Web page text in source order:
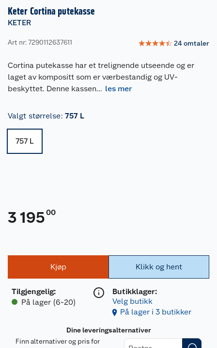
Keter Cortina putekasse
KETER
Art nr: 7290112637611 ☆☆☆☆☆ 24omtaler
Cortina putekasse har et trelignende utseende og er
laget av kompositt som er værbestandig og UV-
beskyttet. Denne kassen... les mer
Valgt størrelse: 757 L
757 L
3 19500
Kjøp
Tilgjengelig:
På lager (6-20)
Klikk og hent
Butikklager:
Velg butikk
På lager i 3 butikker
Dine leveringsalternativer
Finn alternativer og pris for